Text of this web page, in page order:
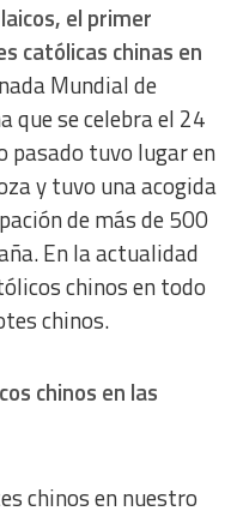
el primer
católicas chinas en
Mundial de
que se celebra el 24
pasado tuvo lugar en
y tuvo una acogida
de más de 500
En la actualidad
chinos en todo
chinos.
chinos en las
chinos en nuestro